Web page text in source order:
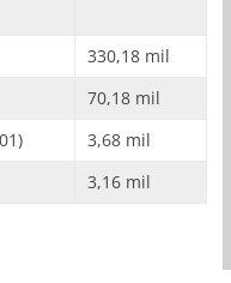
330,18 mil
70,18 mil
3,68 mil
3,16 mil